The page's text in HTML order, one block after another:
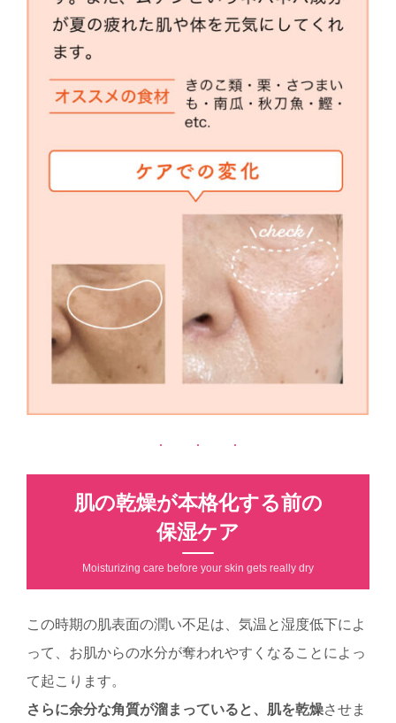
肌の乾燥が本格化する前の
保湿ケア
Moisturizing care before your skin gets really dry
この時期の肌表面の潤い不足は、気温と湿度低下によ
って、お肌からの水分が奪われやすくなることによっ
て起こります。
さらに余分な角質が溜まっていると、肌を乾燥させま